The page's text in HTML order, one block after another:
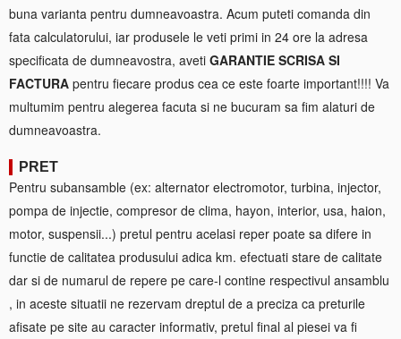
buna varianta pentru dumneavoastra. Acum puteti comanda din
fata calculatorului, iar produsele le veti primi in 24 ore la adresa
specificata de dumneavostra, aveti GARANTIE SCRISA SI
FACTURA pentru fiecare produs cea ce este foarte important!!!! Va
multumim pentru alegerea facuta si ne bucuram sa fim alaturi de
dumneavoastra.
PRET
Pentru subansamble (ex: alternator electromotor, turbina, injector,
pompa de injectie, compresor de clima, hayon, interior, usa, haion,
motor, suspensii...) pretul pentru acelasi reper poate sa difere in
functie de calitatea produsului adica km. efectuati stare de calitate
dar si de numarul de repere pe care-l contine respectivul ansamblu
, in aceste situatii ne rezervam dreptul de a preciza ca preturile
afisate pe site au caracter informativ, pretul final al piesei va fi